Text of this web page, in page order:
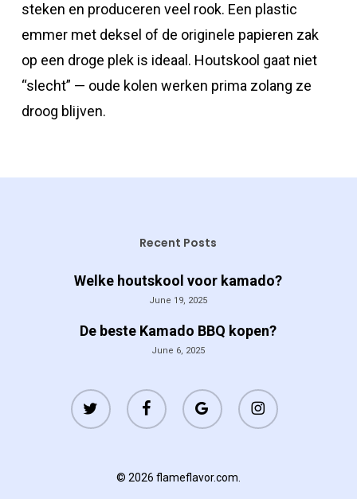
steken en produceren veel rook. Een plastic
emmer met deksel of de originele papieren zak
op een droge plek is ideaal. Houtskool gaat niet
“slecht” — oude kolen werken prima zolang ze
droog blijven.
Recent Posts
Welke houtskool voor kamado?
June 19, 2025
De beste Kamado BBQ kopen?
June 6, 2025
twitter facebook
google-
plus
instagram
© 2026 flameflavor.com.